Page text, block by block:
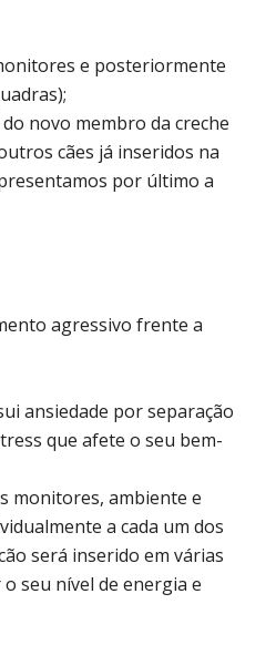
e posteriormente
novo membro da creche
cães já inseridos na
por último a
agressivo frente a
ansiedade por separação
que afete o seu bem-
monitores, ambiente e
a cada um dos
será inserido em várias
seu nível de energia e